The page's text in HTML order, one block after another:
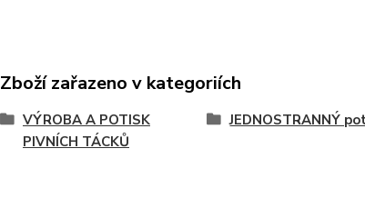
Zboží zařazeno v kategoriích
VÝROBA A POTISK
PIVNÍCH TÁCKŮ
JEDNOSTRANNÝ